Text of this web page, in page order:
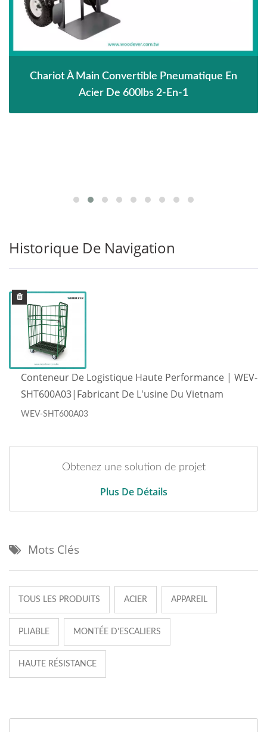
Chariot À Main Convertible Pneumatique En
Acier De 600lbs 2-En-1
Historique De Navigation
Conteneur De Logistique Haute Performance | WEV-
SHT600A03|Fabricant De L'usine Du Vietnam
WEV-SHT600A03
Obtenez une solution de projet
Plus De Détails
Mots Clés
TOUS LES PRODUITS ACIER APPAREIL
PLIABLE MONTÉE D'ESCALIERS
HAUTE RÉSISTANCE